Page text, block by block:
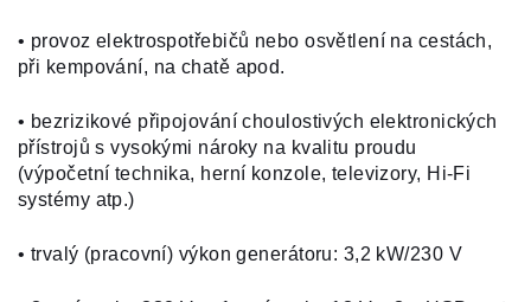
• provoz elektrospotřebičů nebo osvětlení na cestách,
při kempování, na chatě apod.
• bezrizikové připojování choulostivých elektronických
přístrojů s vysokými nároky na kvalitu proudu
(výpočetní technika, herní konzole, televizory, Hi-Fi
systémy atp.)
• trvalý (pracovní) výkon generátoru: 3,2 kW/230 V